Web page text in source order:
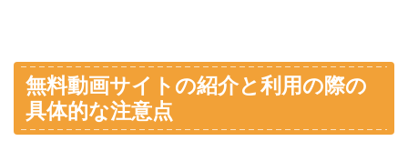
無料動画サイトの紹介と利用の際の
具体的な注意点